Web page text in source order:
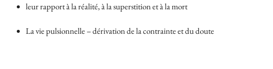
leur rapport à la réalité, à la superstition et à la mort
La vie pulsionnelle – dérivation de la contrainte et du doute